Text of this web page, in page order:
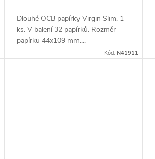
Dlouhé OCB papírky Virgin Slim, 1
ks. V balení 32 papírků. Rozměr
papírku 44x109 mm....
Kód: N41911